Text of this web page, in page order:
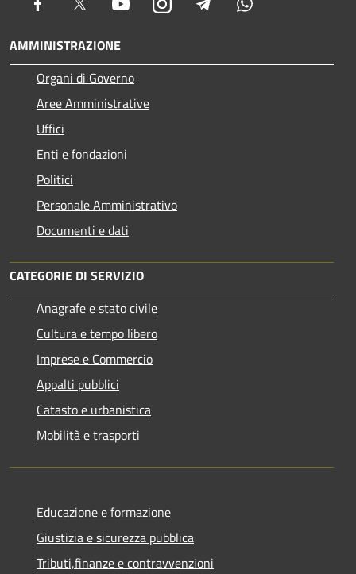
AMMINISTRAZIONE
Organi di Governo
Aree Amministrative
Uffici
Enti e fondazioni
Politici
Personale Amministrativo
Documenti e dati
CATEGORIE DI SERVIZIO
Anagrafe e stato civile
Cultura e tempo libero
Imprese e Commercio
Appalti pubblici
Catasto e urbanistica
Mobilità e trasporti
Educazione e formazione
Giustizia e sicurezza pubblica
Tributi,finanze e contravvenzioni